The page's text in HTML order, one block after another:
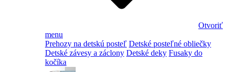
Otvoriť
menu
Prehozy na detskú posteľ Detské posteľné obliečky
Detské závesy a záclony Detské deky Fusaky do
kočíka